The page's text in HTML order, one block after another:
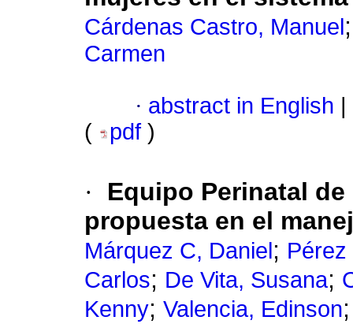
Cárdenas Castro, Manuel
Carmen
· abstract in English
(
pdf )
·
Equipo Perinatal de
propuesta en el
Márquez C, Daniel ; Pérez
Carlos; De Vita, Susana;
Kenny; Valencia, Edinson